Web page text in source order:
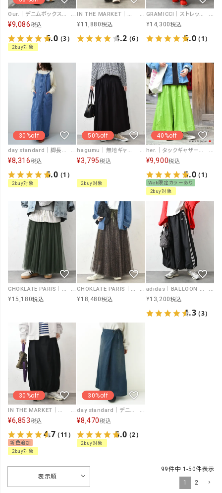
Our.｜デニムボックススカート [[131341H]][C]
¥9,086税込
5.0（3）
2buy対象
IN THE MARKET｜ベルト付きボックススカート [[IN-109]][C]
¥11,880税込
4.2（6）
GRAMICCI｜ストレッチデニムロングフレアースカート [[GLSK6-SJP006]][C]
¥14,300税込
5.0（1）
30%off
day standard｜脚長スタイルアップジャンスカ [[10-01-26540]][D]
¥8,316税込
5.0（1）
2buy対象
50%off
hagumu｜無地ギャザースカート [[hag-173]][C]
¥3,795税込
2buy対象
40%off
her.｜タックギャザースカート [[MT2508YJ-0115]][C]
¥9,900税込
5.0（1）
Web限定カラーあり
2buy対象
CHOKLATE PARIS｜無地チュールスカート [[CK08077]][C]
¥15,180税込
CHOKLATE PARIS｜レオパードチュールスカート [[CK08077-5]][C]
¥18,480税込
adidas｜BALLOON LONG SKIRT [[UW778(KC8088)]][C]
¥13,200税込
4.3（3）
30%off
IN THE MARKET｜チノ素材バルーンスカート [[IN-108]][C]
¥6,853税込
4.7（11）
新色追加
2buy対象
30%off
day standard｜デニムラップスカート [[day-033]][D]
¥8,470税込
5.0（2）
2buy対象
表示順
99件中 1-50件表示
1
2